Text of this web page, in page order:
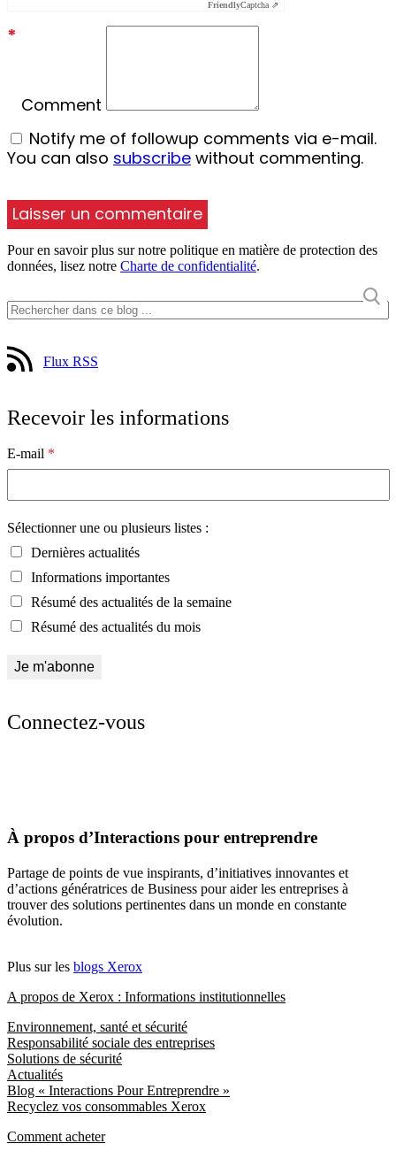
FriendlyCaptcha ⇗
Comment
*
Notify me of followup comments via e-mail.
You can also subscribe without commenting.
Pour en savoir plus sur notre politique en matière de protection des
données, lisez notre Charte de confidentialité.
Flux RSS
Recevoir les informations
E-mail *
Sélectionner une ou plusieurs listes :
Dernières actualités
Informations importantes
Résumé des actualités de la semaine
Résumé des actualités du mois
Connectez-vous
À propos d’Interactions pour entreprendre
Partage de points de vue inspirants, d’initiatives innovantes et
d’actions génératrices de Business pour aider les entreprises à
trouver des solutions pertinentes dans un monde en constante
évolution.
Plus sur les blogs Xerox
A propos de Xerox : Informations institutionnelles
Environnement, santé et sécurité
Responsabilité sociale des entreprises
Solutions de sécurité
Actualités
Blog « Interactions Pour Entreprendre »
Recyclez vos consommables Xerox
Comment acheter